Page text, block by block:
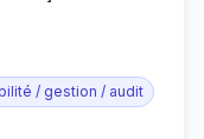
/ gestion / audit